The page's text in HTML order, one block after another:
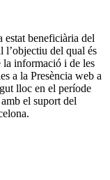
beneficiària del
l’objectiu del qual és
la informació i de les
a la Presència web a
lloc en el període
el suport del